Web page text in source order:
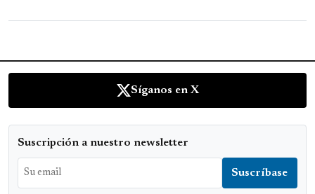
Síganos en X
Suscripción a nuestro newsletter